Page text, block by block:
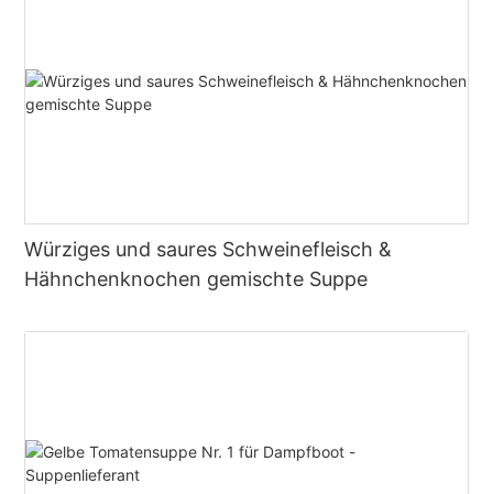
Würziges und saures Schweinefleisch &
Hähnchenknochen gemischte Suppe